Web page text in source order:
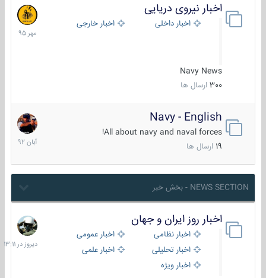
اخبار نیروی دریایی
اخبار داخلی اخبار خارجی
Navy News
300 ارسال ها
27
مهر
1395
Navy - English
All about navy and naval forces!
ارسال ها
22
آبان
1392
NEWS SECTION - بخش خبر
اخبار روز ایران و جهان
اخبار نظامی
اخبار عمومی
اخبار تحلیلی
اخبار علمی
اخبار ویژه
دیروز
در
13:11